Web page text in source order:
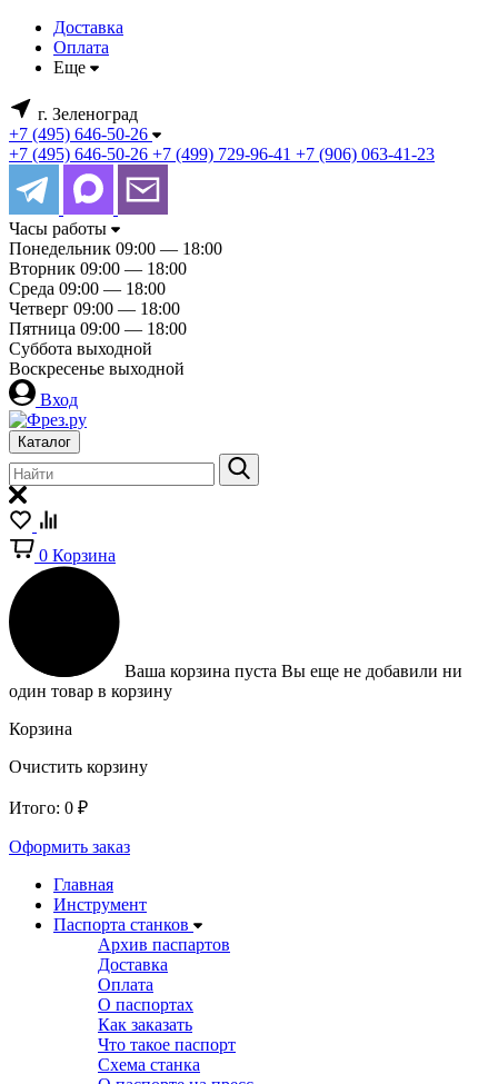
Доставка
Оплата
Еще
г. Зеленоград
+7 (495) 646-50-26
+7 (495) 646-50-26 +7 (499) 729-96-41 +7 (906) 063-41-23
Часы работы
Понедельник 09:00 — 18:00
Вторник 09:00 — 18:00
Среда 09:00 — 18:00
Четверг 09:00 — 18:00
Пятница 09:00 — 18:00
Суббота выходной
Воскресенье выходной
Вход
Каталог
0 Корзина
Ваша корзина пуста Вы еще не добавили ни
один товар в корзину
Корзина
Очистить корзину
Итого: 0 ₽
Оформить заказ
Главная
Инструмент
Паспорта станков
Архив паспартов
Доставка
Оплата
О паспортах
Как заказать
Что такое паспорт
Схема станка